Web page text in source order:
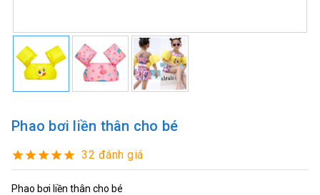
Phao bơi liền thân cho bé
32 đánh giá
Phao bơi liền thân cho bé